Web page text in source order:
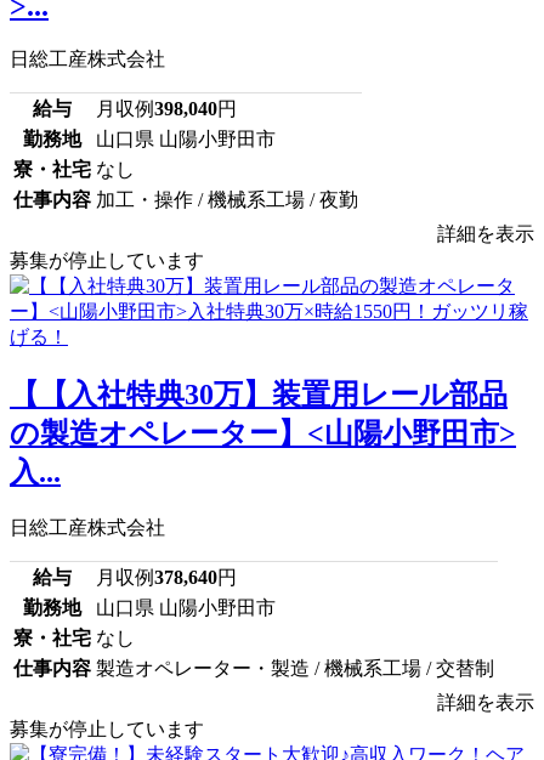
日総工産株式会社
給与 月収例398,040円
勤務地
山口県 山陽小野田市
寮・社宅 なし
仕事内容 加工・操作 / 機械系工場 / 夜勤
詳細を表示
募集が停止しています
【【入社特典30万】装置用レール部品
の製造オペレーター】<山陽小野田市>
入...
日総工産株式会社
給与 月収例378,640円
勤務地
山口県 山陽小野田市
寮・社宅 なし
仕事内容 製造オペレーター・製造 / 機械系工場 / 交替制
詳細を表示
募集が停止しています